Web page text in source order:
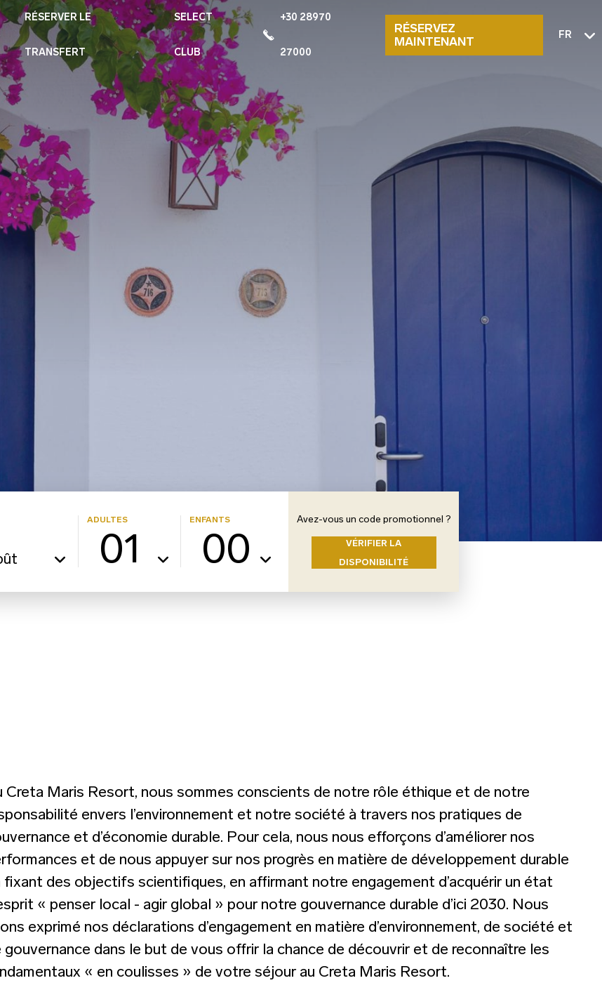
RÉSERVER LE
TRANSFERT
SELECT
CLUB
+30 28970
27000
RÉSERVEZ
MAINTENANT
FR
ADULTES
01
ENFANTS
00
Avez-vous un code promotionnel ?
VÉRIFIER LA
DISPONIBILITÉ
Creta Maris Resort, nous sommes conscients de notre rôle éthique et de notre
envers l’environnement et notre société à travers nos pratiques de
et d’économie durable. Pour cela, nous nous efforçons d’améliorer nos
et de nous appuyer sur nos progrès en matière de développement durable
fixant des objectifs scientifiques, en affirmant notre engagement d’acquérir un état
« penser local - agir global » pour notre gouvernance durable d’ici 2030. Nous
exprimé nos déclarations d’engagement en matière d’environnement, de société et
gouvernance dans le but de vous offrir la chance de découvrir et de reconnaître les
« en coulisses » de votre séjour au Creta Maris Resort.